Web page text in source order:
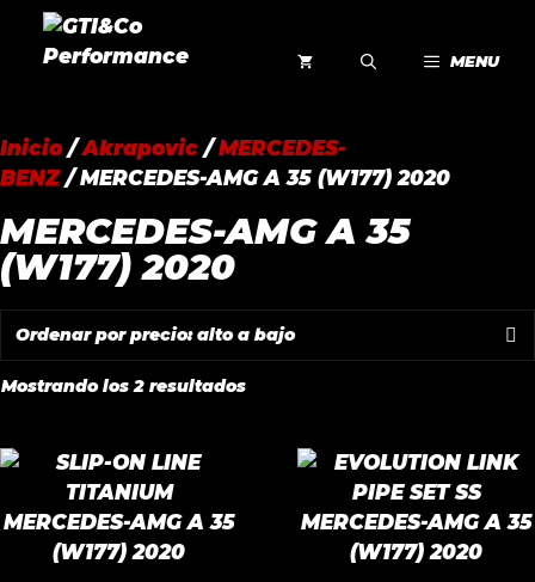
Saltar
MENU
Inicio/Akrapovic /MERCEDES-
BENZ/ MERCEDES-AMG A 35 (W177) 2020
MERCEDES-AMG A 35
(W177) 2020
Mostrando los 2 resultadosOrdenado